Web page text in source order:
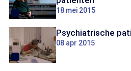
18 mei 2015
Psychiatrische
08 apr 2015